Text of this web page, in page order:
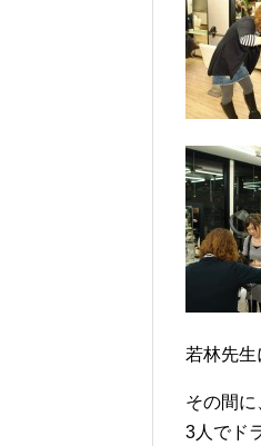
若林先生
その間に
3人でド